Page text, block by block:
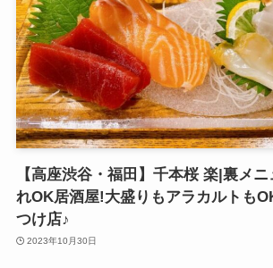
【高座渋谷・福田】千本桜 楽|裏メ
れOK居酒屋!大盛りもアラカルトも
つけ店♪
2023年10月30日